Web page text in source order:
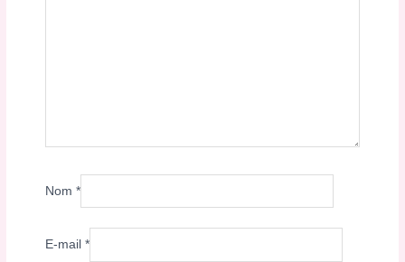
Nom*
E-mail*